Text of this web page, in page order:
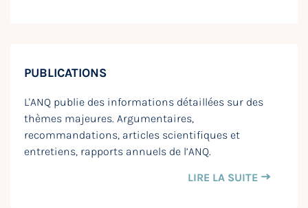
PUBLICATIONS
L'ANQ publie des informations détaillées sur des
thèmes majeures. Argumentaires,
recommandations, articles scientifiques et
entretiens, rapports annuels de l’ANQ.
LIRE LA SUITE